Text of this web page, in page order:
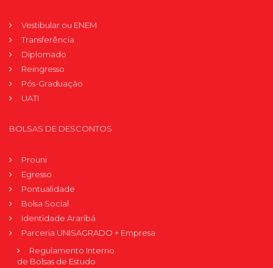
Vestibular ou ENEM
Transferência
Diplomado
Reingresso
Pós-Graduação
UATI
BOLSAS DE DESCONTOS
Prouni
Egresso
Pontualidade
Bolsa Social
Identidade Araribá
Parceria UNISAGRADO + Empresa
Regulamento Interno
de Bolsas de Estudo